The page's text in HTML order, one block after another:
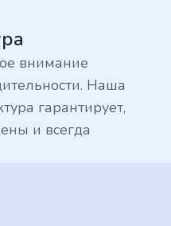
внимание
Наша
гарантирует,
и всегда